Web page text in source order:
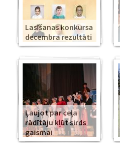
Lasīšanas konkursa
decembra rezultāti
Ļaujot par ceļa
rādītāju kļūt sirds
gaismai